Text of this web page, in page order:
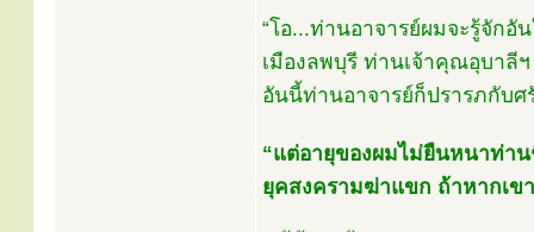
“โอ...ท่านอาจารย์ผมจะรู้จักอั
เมืองลพบุรี ท่านเจ้าคุณอุบาลี
อันนี้ท่านอาจารย์ก็ปรารภกับศ
“แต่อายุของผมไม่ยืนหนาท่า
ยุคสงครามฆ่าแขก ถ้าหากเข